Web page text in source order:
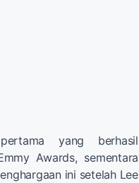
yang berhasil
Awards, sementara
ini setelah Lee